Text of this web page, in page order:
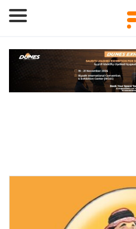
لوحة إدارة ملفات تعريف الارتباط